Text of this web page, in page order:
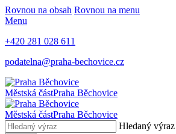
Rovnou na obsah Rovnou na menu
Menu
+420 281 028 611
podatelna@praha-bechovice.cz
Městská částPraha Běchovice
Městská částPraha Běchovice
Hledaný výraz